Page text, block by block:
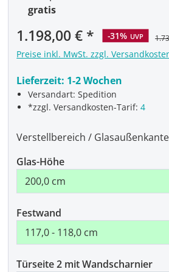
Verkaufspreis:
1.198,00 € -31% UVP
Preise inkl. MwSt. zzgl.
Lieferzeit: 1-2 Wochen
Versandart: Spedition
*zzgl. Versandkosten-Tarif:4
gratis
Verstellbereich /
Glas-Höhe
Festwand
Türseite 2 mit Wandscharnier